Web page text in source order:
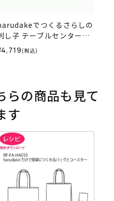
でつくるさらしの
し子 テーブルセンター＆
ースター＜R1＞（材料セ
ット）
(税込)
らの商品も見て
す